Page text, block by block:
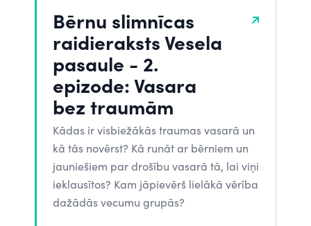
Bērnu slimnīcas
raidieraksts Vesela
pasaule - 2.
epizode: Vasara
bez traumām
Kādas ir visbiežākās traumas vasarā un
kā tās novērst? Kā runāt ar bērniem un
jauniešiem par drošību vasarā tā, lai viņi
ieklausītos? Kam jāpievērš lielākā vērība
dažādās vecumu grupās?